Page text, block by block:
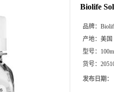
Biolife
品牌：
产地： 美国
型号：
货号：
发布日期：